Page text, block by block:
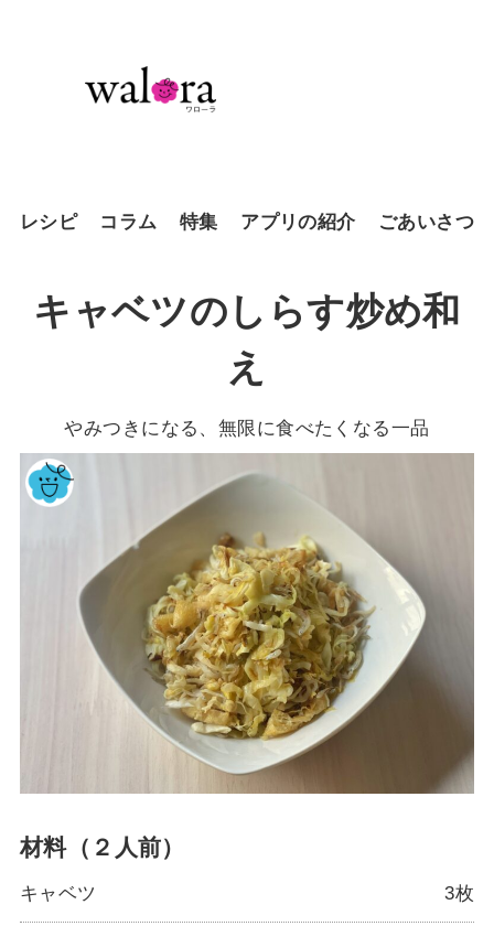
レシピ コラム 特集 アプリの紹介 ごあいさつ
キャベツのしらす炒め和
え
やみつきになる、無限に食べたくなる一品
材料（２人前）
キャベツ 3枚